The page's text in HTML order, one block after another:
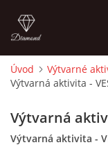
ÚVOD
O MĚ
Úvod
Výtvarné
Výtvarná aktivita -
Výtvarná
Výtvarná aktivita -